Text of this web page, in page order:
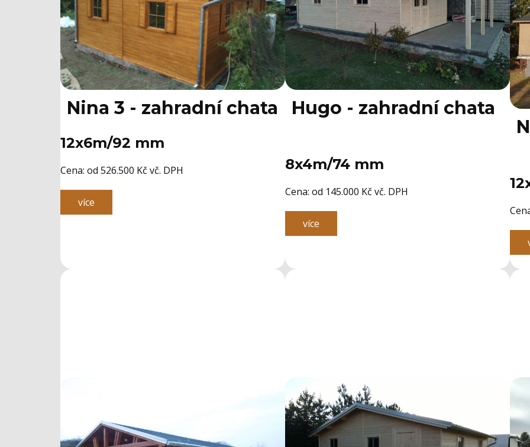
Nina 3 - zahradní chata
12x6m/92 mm
Cena: ​od 526.500 Kč vč. DPH
více
Hugo - zahradní chata
8x4m/74 mm
Cena: ​od 145.000 Kč vč. DPH
více